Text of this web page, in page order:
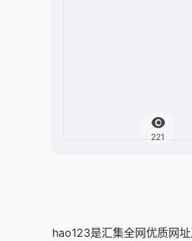
221
hao123是汇集全网优质网